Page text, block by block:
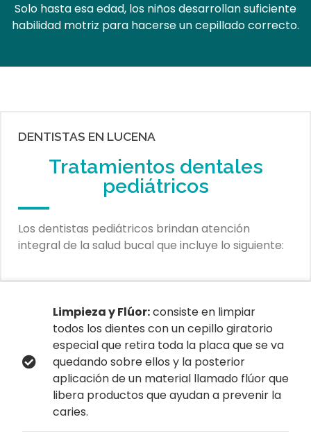
Solo hasta esa edad, los niños desarrollan suficiente
habilidad motriz para hacerse un cepillado correcto.
DENTISTAS EN LUCENA
Tratamientos dentales
pediátricos
Los dentistas pediátricos brindan atención
integral de la salud bucal que incluye lo siguiente:
Limpieza y Flúor:consiste en limpiar
todos los dientes con un cepillo giratorio
especial que retira toda la placa que se va
quedando sobre ellos y la posterior
aplicación de un material llamado flúor que
libera productos que ayudan a prevenir la
caries.